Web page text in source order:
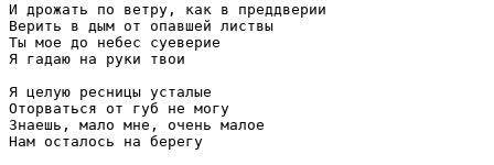
И дрожать по ветру, как в преддверии
Верить в дым от опавшей листвы
Ты мое до небес суеверие
Я гадаю на руки твои
Я целую ресницы усталые
Оторваться от губ не могу
Знаешь, мало мне, очень малое
Нам осталось на берегу